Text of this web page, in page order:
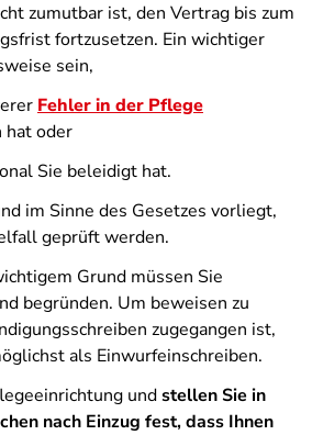
zumutbar ist, den Vertrag bis zum
fortzusetzen. Ein wichtiger
sein,
Fehler in der Pflege
hat oder
Sie beleidigt hat.
im Sinne des Gesetzes vorliegt,
geprüft werden.
Grund müssen Sie
begründen. Um beweisen zu
zugegangen ist,
als Einwurfeinschreiben.
undstellen Sie in
nach Einzug fest, dass Ihnen